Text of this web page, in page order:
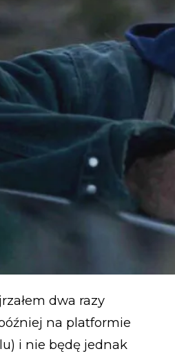
dwa razy
na platformie
i nie będę jednak